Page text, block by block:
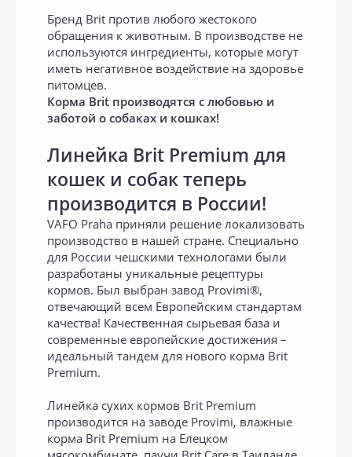
Бренд Brit против любого жестокого
обращения к животным. В производстве не
используются ингредиенты, которые могут
иметь негативное воздействие на здоровье
питомцев.
Корма Brit производятся с любовью и
заботой о собаках и кошках!
Линейка Brit Premium для
кошек и собак теперь
производится в России!
VAFO Praha приняли решение локализовать
производство в нашей стране. Специально
для России чешскими технологами были
разработаны уникальные рецептуры
кормов. Был выбран завод Provimi®,
отвечающий всем Европейским стандартам
качества! Качественная сырьевая база и
современные европейские достижения –
идеальный тандем для нового корма Brit
Premium.
Линейка сухих кормов Brit Premium
производится на заводе Provimi, влажные
корма Brit Premium на Елецком